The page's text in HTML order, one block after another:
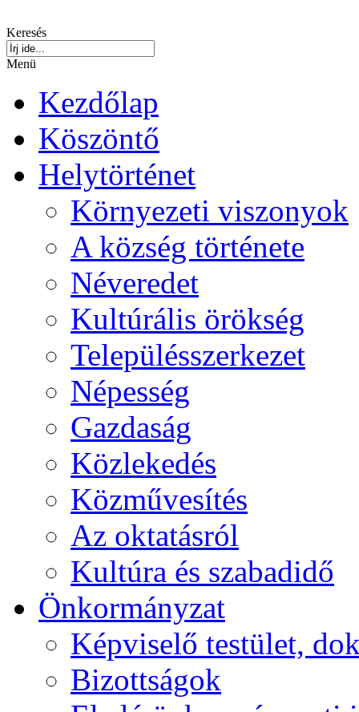
Keresés
Menü
Kezdőlap
Köszöntő
Helytörténet
Környezeti viszonyok
A község története
Néveredet
Kultúrális örökség
Településszerkezet
Népesség
Gazdaság
Közlekedés
Közművesítés
Az oktatásról
Kultúra és szabadidő
Önkormányzat
Képviselő testület,
Bizottságok